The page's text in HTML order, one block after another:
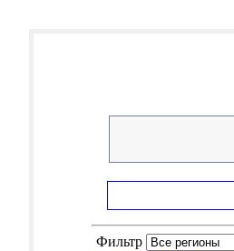
Фильтр